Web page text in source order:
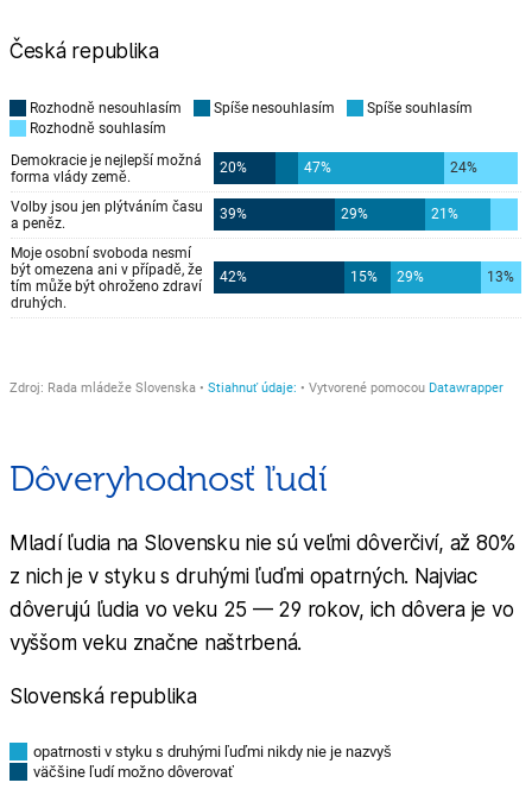
Česká republika
Dôveryhodnosť ľudí
Mladí ľudia na Slovensku nie sú veľmi dôverčiví, až 80%
z nich je v styku s druhými ľuďmi opatrných. Najviac
dôverujú ľudia vo veku 25 — 29 rokov, ich dôvera je vo
vyššom veku značne naštrbená.
Slovenská republika